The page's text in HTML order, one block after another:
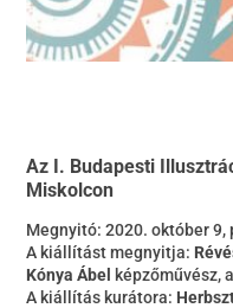
Az I. Budapesti
Miskolcon
Megnyitó: 2020. október 9,
A kiállítást megnyitja:
Kónya Ábel képzőművész,
A kiállítás kurátora: